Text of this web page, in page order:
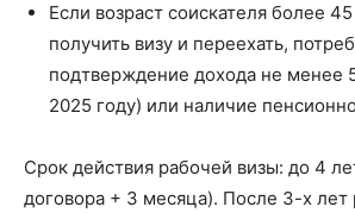
Если возраст соискателя более
получить визу и переехать,
подтверждение дохода не менее
2025 году) или наличие
Срок действия рабочей визы: до 4
договора + 3 месяца). После 3-х